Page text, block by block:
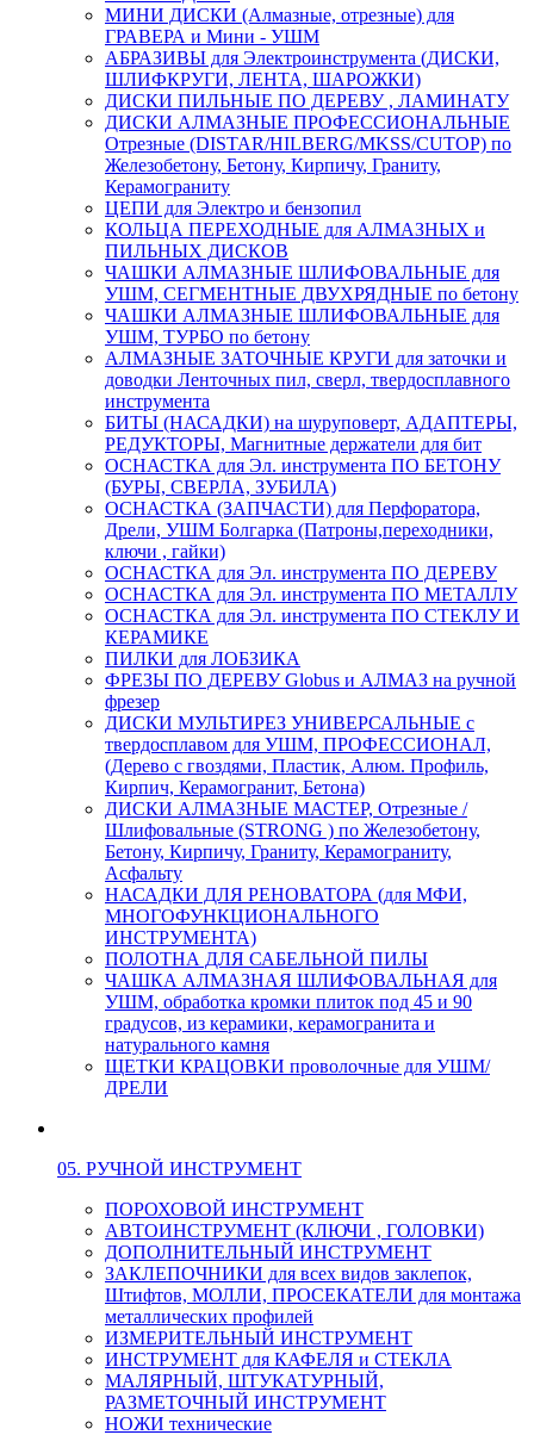
МИНИ ДИСКИ (Алмазные, отрезные) для
ГРАВЕРА и Мини - УШМ
АБРАЗИВЫ для Электроинструмента (ДИСКИ,
ШЛИФКРУГИ, ЛЕНТА, ШАРОЖКИ)
ДИСКИ ПИЛЬНЫЕ ПО ДЕРЕВУ , ЛАМИНАТУ
ДИСКИ АЛМАЗНЫЕ ПРОФЕССИОНАЛЬНЫЕ
Отрезные (DISTAR/HILBERG/MKSS/CUTOP) по
Железобетону, Бетону, Кирпичу, Граниту,
Керамограниту
ЦЕПИ для Электро и бензопил
КОЛЬЦА ПЕРЕХОДНЫЕ для АЛМАЗНЫХ и
ПИЛЬНЫХ ДИСКОВ
ЧАШКИ АЛМАЗНЫЕ ШЛИФОВАЛЬНЫЕ для
УШМ, СЕГМЕНТНЫЕ ДВУХРЯДНЫЕ по бетону
ЧАШКИ АЛМАЗНЫЕ ШЛИФОВАЛЬНЫЕ для
УШМ, ТУРБО по бетону
АЛМАЗНЫЕ ЗАТОЧНЫЕ КРУГИ для заточки и
доводки Ленточных пил, сверл, твердосплавного
инструмента
БИТЫ (НАСАДКИ) на шуруповерт, АДАПТЕРЫ,
РЕДУКТОРЫ, Магнитные держатели для бит
ОСНАСТКА для Эл. инструмента ПО БЕТОНУ
(БУРЫ, СВЕРЛА, ЗУБИЛА)
ОСНАСТКА (ЗАПЧАСТИ) для Перфоратора,
Дрели, УШМ Болгарка (Патроны,переходники,
ключи , гайки)
ОСНАСТКА для Эл. инструмента ПО ДЕРЕВУ
ОСНАСТКА для Эл. инструмента ПО МЕТАЛЛУ
ОСНАСТКА для Эл. инструмента ПО СТЕКЛУ И
КЕРАМИКЕ
ПИЛКИ для ЛОБЗИКА
ФРЕЗЫ ПО ДЕРЕВУ Globus и АЛМАЗ на ручной
фрезер
ДИСКИ МУЛЬТИРЕЗ УНИВЕРСАЛЬНЫЕ с
твердосплавом для УШМ, ПРОФЕССИОНАЛ,
(Дерево с гвоздями, Пластик, Алюм. Профиль,
Кирпич, Керамогранит, Бетона)
ДИСКИ АЛМАЗНЫЕ МАСТЕР, Отрезные /
Шлифовальные (STRONG ) по Железобетону,
Бетону, Кирпичу, Граниту, Керамограниту,
Асфальту
НАСАДКИ ДЛЯ РЕНОВАТОРА (для МФИ,
МНОГОФУНКЦИОНАЛЬНОГО
ИНСТРУМЕНТА)
ПОЛОТНА ДЛЯ САБЕЛЬНОЙ ПИЛЫ
ЧАШКА АЛМАЗНАЯ ШЛИФОВАЛЬНАЯ для
УШМ, обработка кромки плиток под 45 и 90
градусов, из керамики, керамогранита и
натурального камня
ЩЕТКИ КРАЦОВКИ проволочные для УШМ/
ДРЕЛИ
05. РУЧНОЙ ИНСТРУМЕНТ
ПОРОХОВОЙ ИНСТРУМЕНТ
АВТОИНСТРУМЕНТ (КЛЮЧИ , ГОЛОВКИ)
ДОПОЛНИТЕЛЬНЫЙ ИНСТРУМЕНТ
ЗАКЛЕПОЧНИКИ для всех видов заклепок,
Штифтов, МОЛЛИ, ПРОСЕКАТЕЛИ для монтажа
металлических профилей
ИЗМЕРИТЕЛЬНЫЙ ИНСТРУМЕНТ
ИНСТРУМЕНТ для КАФЕЛЯ и СТЕКЛА
МАЛЯРНЫЙ, ШТУКАТУРНЫЙ,
РАЗМЕТОЧНЫЙ ИНСТРУМЕНТ
НОЖИ технические